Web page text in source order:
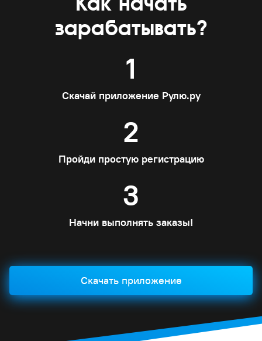
зарабатывать?
1
Скачай приложение Рулю.ру
2
Пройди простую регистрацию
3
Начни выполнять заказы!
Скачать приложение